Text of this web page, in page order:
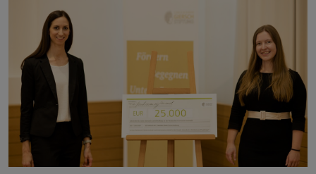
Zurück Vor